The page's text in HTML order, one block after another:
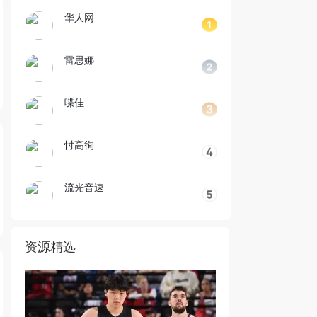
华人网
雷思娜
喋佳
忖高徇
流光音速
资源精选